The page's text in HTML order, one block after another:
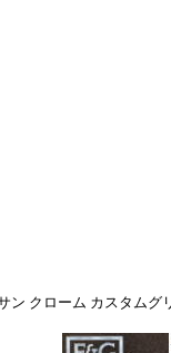
ン クローム カスタムグ